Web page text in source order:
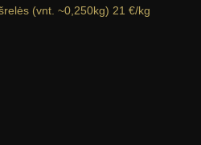
(vnt. ~0,250kg) 21 €/kg